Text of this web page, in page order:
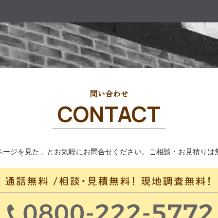
問い合わせ
CONTACT
ージを見た」とお気軽にお問合せください。ご相談・お見積りは